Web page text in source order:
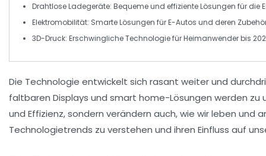
Drahtlose Ladegeräte: Bequeme und effiziente Lösungen für die
Elektromobilität: Smarte Lösungen fürE-Autos und deren
3D-Druck: Erschwingliche Technologie für Heimanwender bis
Die Technologie entwickelt sich rasant weiter und
faltbaren Displays und smart home-Lösungen werden zu
und Effizienz, sondern verändern auch, wie wir leben und
Technologietrends zu verstehen und ihren Einfluss auf